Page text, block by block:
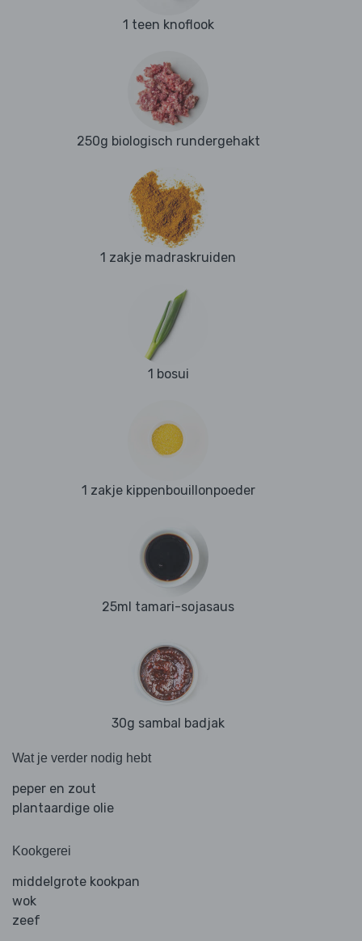
1 teen knoflook
250g biologisch rundergehakt
1 zakje madraskruiden
1 bosui
1 zakje kippenbouillonpoeder
25ml tamari-sojasaus
30g sambal badjak
Wat je verder nodig hebt
peper en zout
plantaardige olie
Kookgerei
middelgrote kookpan
wok
zeef